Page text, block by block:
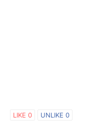
LIKE 0 UNLIKE 0